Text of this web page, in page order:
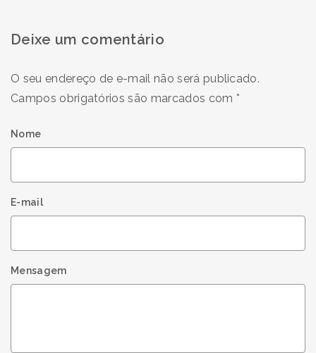
Deixe um comentário
O seu endereço de e-mail não será publicado.
Campos obrigatórios são marcados com *
Nome
E-mail
Mensagem